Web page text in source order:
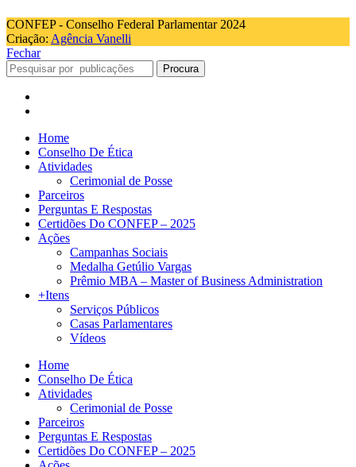
CONFEP - Conselho Federal Parlamentar 2024
Criação: Agência Vanelli
Fechar
Procura
Home
Conselho De Ética
Atividades
Cerimonial de Posse
Parceiros
Perguntas E Respostas
Certidões Do CONFEP – 2025
Ações
Campanhas Sociais
Medalha Getúlio Vargas
Prêmio MBA – Master of Business Administration
+Itens
Serviços Públicos
Casas Parlamentares
Vídeos
Home
Conselho De Ética
Atividades
Cerimonial de Posse
Parceiros
Perguntas E Respostas
Certidões Do CONFEP – 2025